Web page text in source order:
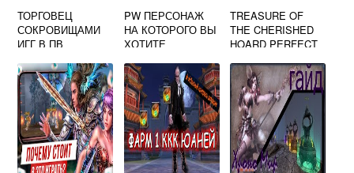
ТОРГОВЕЦ
СОКРОВИЩАМИ
ИГГ В ПВ
PW ПЕРСОНАЖ
НА КОТОРОГО ВЫ
ХОТИТЕ
ПРЕДМЕТ НЕ
ДОСТИГ
НЕОБХОДИМОГО
УРОВНЯ
TREASURE OF
THE CHERISHED
HOARD PERFECT
ПОЛУЧИТЬ